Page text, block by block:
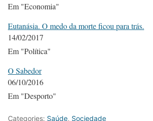
Em "Economia"
Eutanásia. O medo da morte ficou para trás.
14/02/2017
Em "Política"
O Sabedor
06/10/2016
Em "Desporto"
Categories: Saúde, Sociedade